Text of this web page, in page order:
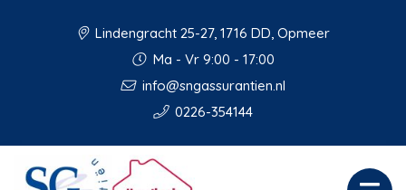
Lindengracht 25-27, 1716 DD, Opmeer
Ma - Vr 9:00 - 17:00
info@sngassurantien.nl
0226-354144